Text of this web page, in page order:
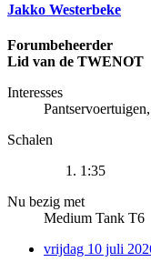
Jakko Westerbeke
Forumbeheerder
Lid van de TWENOT
Interesses
Schalen
1:35
Nu bezig met
Medium Tank T6
vrijdag 10 juli